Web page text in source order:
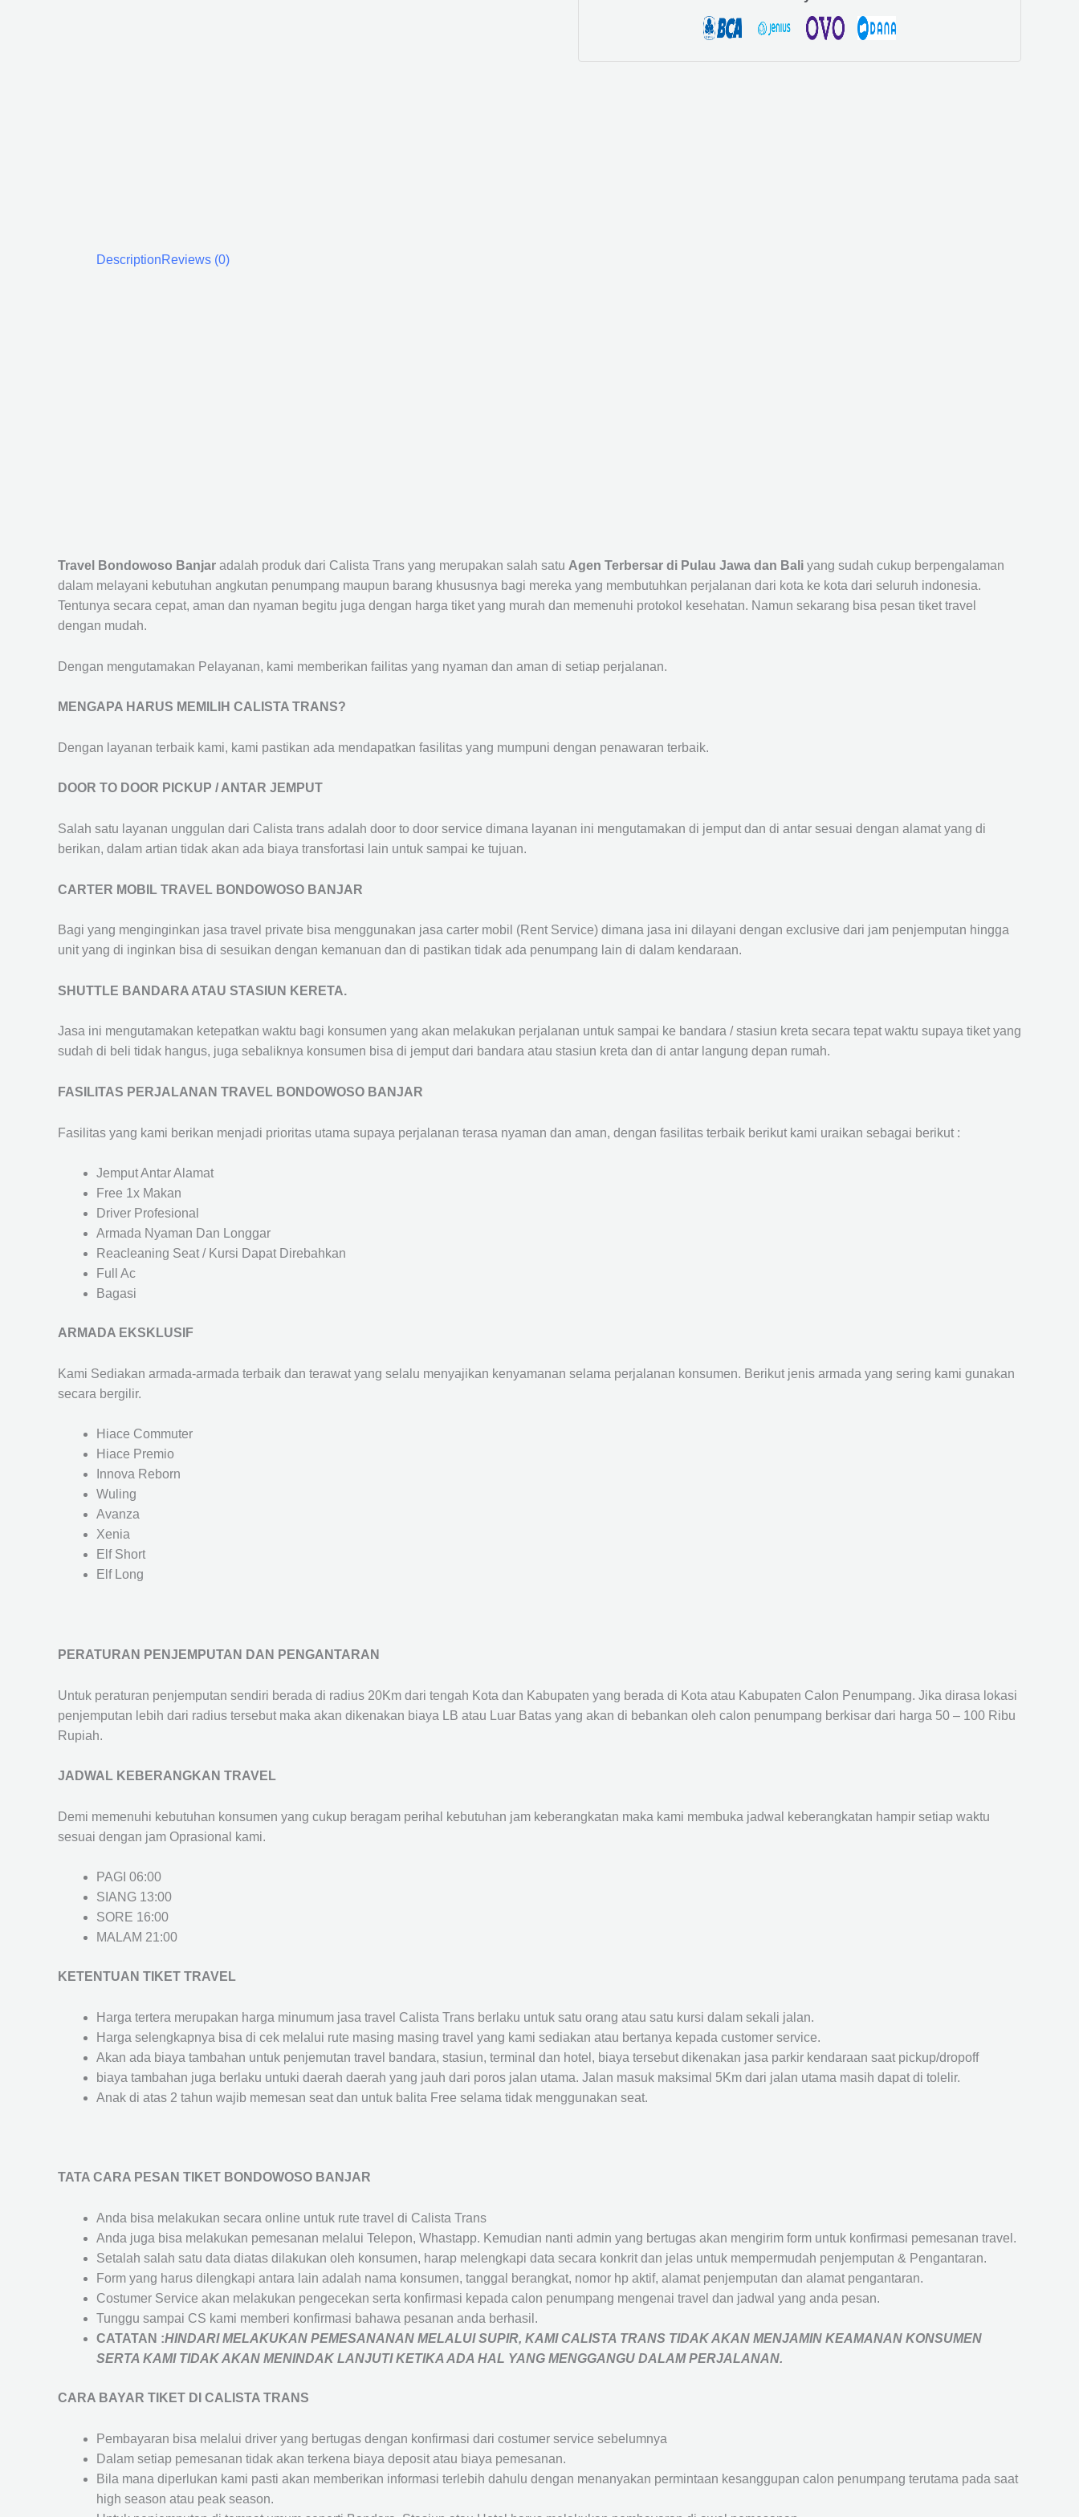
DescriptionReviews (0)
Travel Bondowoso Banjar adalah produk dari Calista Trans yang merupakan salah satu Agen Terbersar di Pulau Jawa dan Bali yang sudah cukup berpengalaman
dalam melayani kebutuhan angkutan penumpang maupun barang khususnya bagi mereka yang membutuhkan perjalanan dari kota ke kota dari seluruh indonesia.
Tentunya secara cepat, aman dan nyaman begitu juga dengan harga tiket yang murah dan memenuhi protokol kesehatan. Namun sekarang bisa pesan tiket travel
dengan mudah.
Dengan mengutamakan Pelayanan, kami memberikan failitas yang nyaman dan aman di setiap perjalanan.
MENGAPA HARUS MEMILIH CALISTA TRANS?
Dengan layanan terbaik kami, kami pastikan ada mendapatkan fasilitas yang mumpuni dengan penawaran terbaik.
DOOR TO DOOR PICKUP / ANTAR JEMPUT
Salah satu layanan unggulan dari Calista trans adalah door to door service dimana layanan ini mengutamakan di jemput dan di antar sesuai dengan alamat yang di
berikan, dalam artian tidak akan ada biaya transfortasi lain untuk sampai ke tujuan.
CARTER MOBIL TRAVEL BONDOWOSO BANJAR
Bagi yang menginginkan jasa travel private bisa menggunakan jasa carter mobil (Rent Service) dimana jasa ini dilayani dengan exclusive dari jam penjemputan hingga
unit yang di inginkan bisa di sesuikan dengan kemanuan dan di pastikan tidak ada penumpang lain di dalam kendaraan.
SHUTTLE BANDARA ATAU STASIUN KERETA.
Jasa ini mengutamakan ketepatkan waktu bagi konsumen yang akan melakukan perjalanan untuk sampai ke bandara / stasiun kreta secara tepat waktu supaya tiket yang
sudah di beli tidak hangus, juga sebaliknya konsumen bisa di jemput dari bandara atau stasiun kreta dan di antar langung depan rumah.
FASILITAS PERJALANAN TRAVEL BONDOWOSO BANJAR
Fasilitas yang kami berikan menjadi prioritas utama supaya perjalanan terasa nyaman dan aman, dengan fasilitas terbaik berikut kami uraikan sebagai berikut :
Jemput Antar Alamat
Free 1x Makan
Driver Profesional
Armada Nyaman Dan Longgar
Reacleaning Seat / Kursi Dapat Direbahkan
Full Ac
Bagasi
ARMADA EKSKLUSIF
Kami Sediakan armada-armada terbaik dan terawat yang selalu menyajikan kenyamanan selama perjalanan konsumen. Berikut jenis armada yang sering kami gunakan
secara bergilir.
Hiace Commuter
Hiace Premio
Innova Reborn
Wuling
Avanza
Xenia
Elf Short
Elf Long
PERATURAN PENJEMPUTAN DAN PENGANTARAN
Untuk peraturan penjemputan sendiri berada di radius 20Km dari tengah Kota dan Kabupaten yang berada di Kota atau Kabupaten Calon Penumpang. Jika dirasa lokasi
penjemputan lebih dari radius tersebut maka akan dikenakan biaya LB atau Luar Batas yang akan di bebankan oleh calon penumpang berkisar dari harga 50 – 100 Ribu
Rupiah.
JADWAL KEBERANGKAN TRAVEL
Demi memenuhi kebutuhan konsumen yang cukup beragam perihal kebutuhan jam keberangkatan maka kami membuka jadwal keberangkatan hampir setiap waktu
sesuai dengan jam Oprasional kami.
PAGI 06:00
SIANG 13:00
SORE 16:00
MALAM 21:00
KETENTUAN TIKET TRAVEL
Harga tertera merupakan harga minumum jasa travel Calista Trans berlaku untuk satu orang atau satu kursi dalam sekali jalan.
Harga selengkapnya bisa di cek melalui rute masing masing travel yang kami sediakan atau bertanya kepada customer service.
Akan ada biaya tambahan untuk penjemutan travel bandara, stasiun, terminal dan hotel, biaya tersebut dikenakan jasa parkir kendaraan saat pickup/dropoff
biaya tambahan juga berlaku untuki daerah daerah yang jauh dari poros jalan utama. Jalan masuk maksimal 5Km dari jalan utama masih dapat di tolelir.
Anak di atas 2 tahun wajib memesan seat dan untuk balita Free selama tidak menggunakan seat.
TATA CARA PESAN TIKET BONDOWOSO BANJAR
Anda bisa melakukan secara online untuk rute travel di Calista Trans
Anda juga bisa melakukan pemesanan melalui Telepon, Whastapp. Kemudian nanti admin yang bertugas akan mengirim form untuk konfirmasi pemesanan travel.
Setalah salah satu data diatas dilakukan oleh konsumen, harap melengkapi data secara konkrit dan jelas untuk mempermudah penjemputan & Pengantaran.
Form yang harus dilengkapi antara lain adalah nama konsumen, tanggal berangkat, nomor hp aktif, alamat penjemputan dan alamat pengantaran.
Costumer Service akan melakukan pengecekan serta konfirmasi kepada calon penumpang mengenai travel dan jadwal yang anda pesan.
Tunggu sampai CS kami memberi konfirmasi bahawa pesanan anda berhasil.
CATATAN :HINDARI MELAKUKAN PEMESANANAN MELALUI SUPIR, KAMI CALISTA TRANS TIDAK AKAN MENJAMIN KEAMANAN KONSUMEN
SERTA KAMI TIDAK AKAN MENINDAK LANJUTI KETIKA ADA HAL YANG MENGGANGU DALAM PERJALANAN.
CARA BAYAR TIKET DI CALISTA TRANS
Pembayaran bisa melalui driver yang bertugas dengan konfirmasi dari costumer service sebelumnya
Dalam setiap pemesanan tidak akan terkena biaya deposit atau biaya pemesanan.
Bila mana diperlukan kami pasti akan memberikan informasi terlebih dahulu dengan menanyakan permintaan kesanggupan calon penumpang terutama pada saat
high season atau peak season.